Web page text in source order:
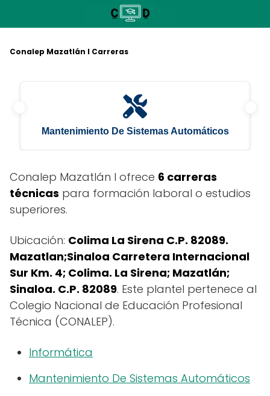
Conalep Mazatlán I Carreras
Mantenimiento De Sistemas Automáticos
Conalep Mazatlán I ofrece 6 carreras
técnicas para formación laboral o estudios
superiores.
Ubicación: Colima La Sirena C.P. 82089.
Mazatlan;Sinaloa Carretera Internacional
Sur Km. 4; Colima. La Sirena; Mazatlán;
Sinaloa. C.P. 82089. Este plantel pertenece al
Colegio Nacional de Educación Profesional
Técnica (CONALEP).
Informática
Mantenimiento De Sistemas Automáticos